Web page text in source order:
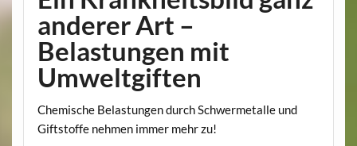
anderer Art –
Belastungen mit
Umweltgiften
Chemische Belastungen durch Schwermetalle und
Giftstoffe nehmen immer mehr zu!